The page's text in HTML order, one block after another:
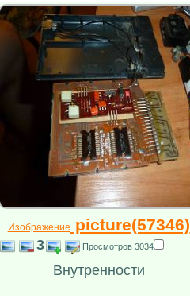
Изображение picture(57346)
3 Просмотров 3034
Внутренности